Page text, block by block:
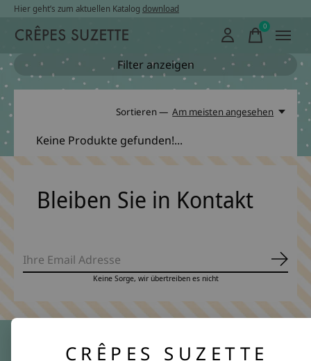
Hier geht’s zum aktuellen Katalog download
0items
Filter anzeigen
Sortieren — Am meisten angesehen
Keine Produkte gefunden!...
Bleiben Sie in Kontakt
Keine Sorge, wir übertreiben es nicht
CRÊPES SUZETTE